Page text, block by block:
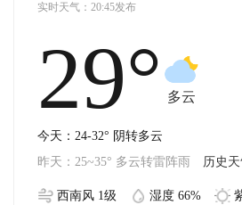
实时天气：20:45发布
29° 多云
今天：24-32° 阴转多云
昨天：25~35° 多云转雷阵雨
历史
西南风 1级 湿度 66%